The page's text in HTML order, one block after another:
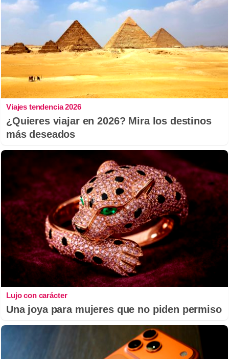
Viajes tendencia 2026
¿Quieres viajar en 2026? Mira los destinos
más deseados
Lujo con carácter
Una joya para mujeres que no piden permiso